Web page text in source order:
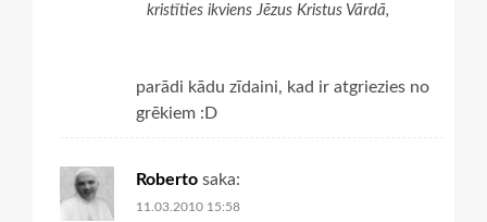
kristīties ikviens Jēzus Kristus Vārdā,
parādi kādu zīdaini, kad ir atgriezies no
grēkiem :D
Roberto saka:
11.03.2010 15:58